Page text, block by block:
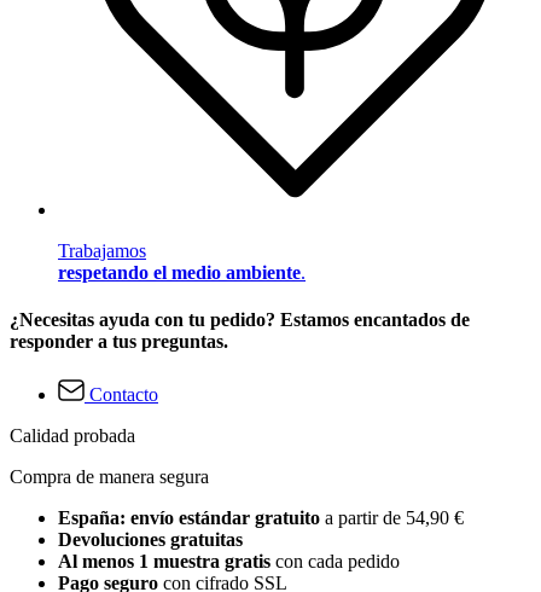
Trabajamos
respetando el medio ambiente.
¿Necesitas ayuda con tu pedido? Estamos encantados de
responder a tus preguntas.
Contacto
Calidad probada
Compra de manera segura
España: envío estándar gratuito a partir de 54,90 €
Devoluciones gratuitas
Al menos 1 muestra gratis con cada pedido
Pago seguro con cifrado SSL